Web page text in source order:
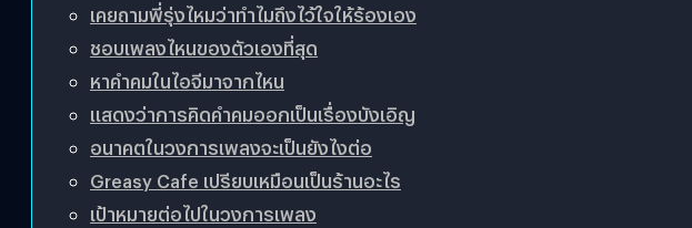
เคยถามพี่รุ่งไหมว่าทำไมถึงไว้ใจให้ร้องเอง
ชอบเพลงไหนของตัวเองที่สุด
หาคำคมในไอจีมาจากไหน
แสดงว่าการคิดคำคมออกเป็นเรื่องบังเอิญ
อนาคตในวงการเพลงจะเป็นยังไงต่อ
Greasy Cafe เปรียบเหมือนเป็นร้านอะไร
เป้าหมายต่อไปในวงการเพลง